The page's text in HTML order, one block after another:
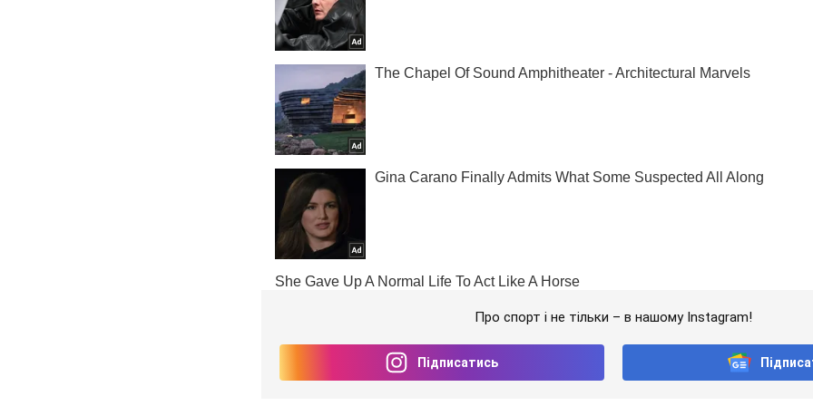
Про спорт і не тільки – в нашому Instagram!
Підписатись